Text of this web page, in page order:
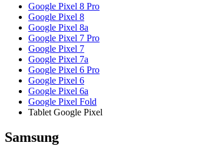
Google Pixel 8 Pro
Google Pixel 8
Google Pixel 8a
Google Pixel 7 Pro
Google Pixel 7
Google Pixel 7a
Google Pixel 6 Pro
Google Pixel 6
Google Pixel 6a
Google Pixel Fold
Tablet Google Pixel
Samsung